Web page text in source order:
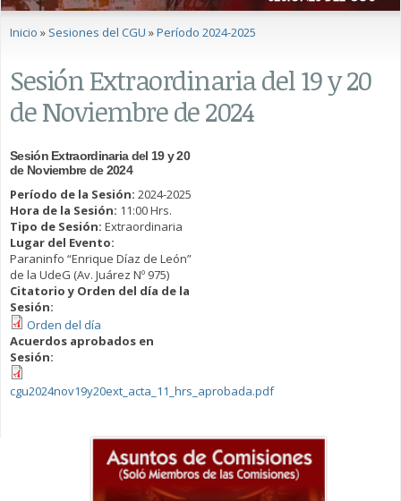
Se encuentra usted aquí
Inicio » Sesiones del CGU »Período 2024-2025
Sesión Extraordinaria del 19 y 20
de Noviembre de 2024
Sesión Extraordinaria del 19 y 20
de Noviembre de 2024
Período de la Sesión: 2024-2025
Hora de la Sesión: 11:00 Hrs.
Tipo de Sesión: Extraordinaria
Lugar del Evento:
Paraninfo “Enrique Díaz de León”
de la UdeG (Av. Juárez Nº 975)
Citatorio y Orden del día de la
Sesión:
Orden del día
Acuerdos aprobados en
Sesión:
cgu2024nov19y20ext_acta_11_hrs_aprobada.pdf